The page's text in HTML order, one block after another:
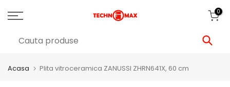
0
Acasa Plita vitroceramica ZANUSSI ZHRN641X, 60 cm